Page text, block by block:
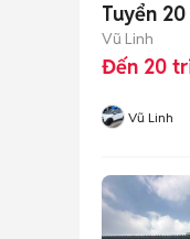
Tuyển
Vũ Linh
Đến 20
Vũ Linh